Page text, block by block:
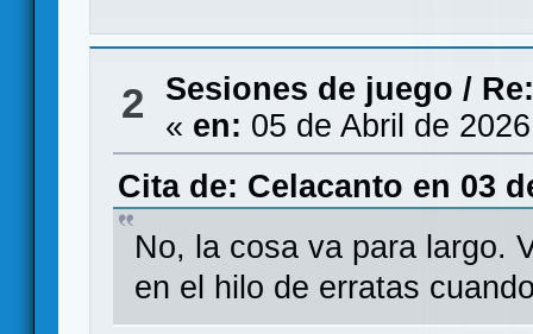
2 Sesiones de juego /
« en: 05 de Abril de
Cita de: Celacanto en 03
No, la cosa va para largo.
en el hilo de erratas